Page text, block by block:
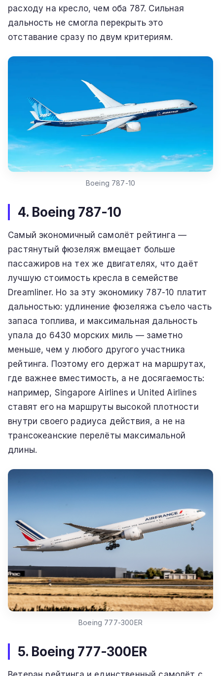
расходу на кресло, чем оба 787. Сильная
дальность не смогла перекрыть это
отставание сразу по двум критериям.
Boeing 787-10
4. Boeing 787-10
Самый экономичный самолёт рейтинга —
растянутый фюзеляж вмещает больше
пассажиров на тех же двигателях, что даёт
лучшую стоимость кресла в семействе
Dreamliner. Но за эту экономику 787-10 платит
дальностью: удлинение фюзеляжа съело часть
запаса топлива, и максимальная дальность
упала до 6430 морских миль — заметно
меньше, чем у любого другого участника
рейтинга. Поэтому его держат на маршрутах,
где важнее вместимость, а не досягаемость:
например, Singapore Airlines и United Airlines
ставят его на маршруты высокой плотности
внутри своего радиуса действия, а не на
трансокеанские перелёты максимальной
длины.
Boeing 777-300ER
5. Boeing 777-300ER